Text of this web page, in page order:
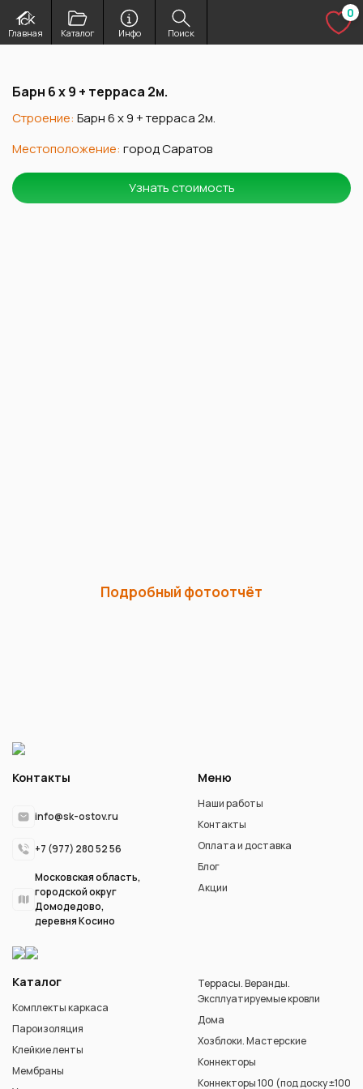
содержимому
Главная Каталог Инфо Поиск
0
Барн 6 х 9 + терраса 2м.
Строение: Барн 6 х 9 + терраса 2м.
Местоположение: город Саратов
Узнать стоимость
Подробный фотоотчёт
Меню
Наши работы
Контакты
Оплата и доставка
Блог
Акции
Каталог
Комплекты каркаса
Пароизоляция
Клейкие ленты
Мембраны
Террасы. Веранды.
Эксплуатируемые кровли
Дома
Хозблоки. Мастерские
Коннекторы
Коннекторы 100 (под доску ±100
Контакты
info@sk-ostov.ru
+7 (977) 280 52 56
Московская область,
городской округ
Домодедово,
деревня Косино